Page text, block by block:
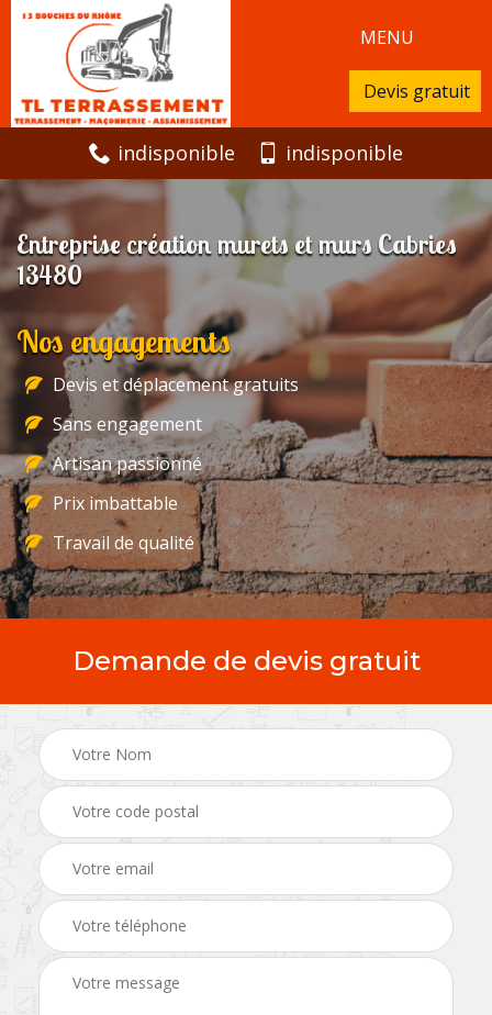
MENU
Devis gratuit
indisponible indisponible
Entreprise création murets et murs Cabries
13480
Nos engagements
Devis et déplacement gratuits
Sans engagement
Artisan passionné
Prix imbattable
Travail de qualité
Demande de devis gratuit